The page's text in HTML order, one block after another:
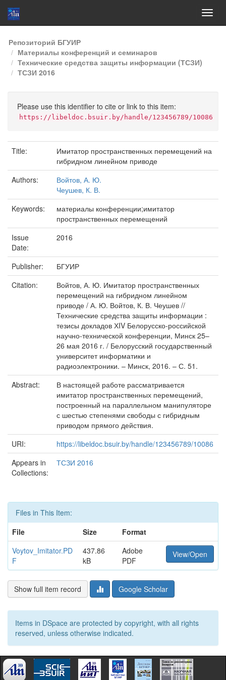
Skip
navigation
Репозиторий БГУИР
Материалы конференций и семинаров
Технические средства защиты информации (ТСЗИ)
ТСЗИ 2016
Please use this identifier to cite or link to this item:
https://libeldoc.bsuir.by/handle/123456789/10086
Title:
Имитатор пространственных перемещений на
гибридном линейном приводе
Authors:
Войтов, А. Ю.
Чеушев, К. В.
Keywords:
материалы конференции;имитатор
пространственных перемещений
Issue
Date:
2016
Publisher:
БГУИР
Citation:
Войтов, А. Ю. Имитатор пространственных
перемещений на гибридном линейном
приводе / А. Ю. Войтов, К. В. Чеушев //
Технические средства защиты информации :
тезисы докладов ХIV Белорусско-российской
научно-технической конференции, Минск 25–
26 мая 2016 г. / Белорусский государственный
университет информатики и
радиоэлектроники. – Минск, 2016. – С. 51.
Abstract:
В настоящей работе рассматривается
имитатор пространственных перемещений,
построенный на параллельном манипуляторе
с шестью степенями свободы с гибридным
приводом прямого действия.
URI:
https://libeldoc.bsuir.by/handle/123456789/10086
Appears in
Collections:
ТСЗИ 2016
Files in This Item:
File
Size
Format
Voytov_Imitator.PD
F
437.86
kB
Adobe
PDF
View/Open
Show full item record Google Scholar
Items in DSpace are protected by copyright, with all rights
reserved, unless otherwise indicated.